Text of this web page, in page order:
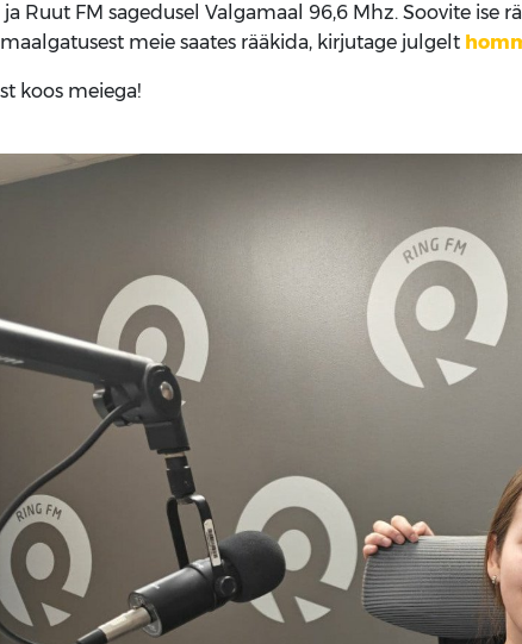
ja Ruut FM sagedusel Valgamaal 96,6 Mhz. Soovite
meie saates rääkida, kirjutage julgelt
koos meiega!